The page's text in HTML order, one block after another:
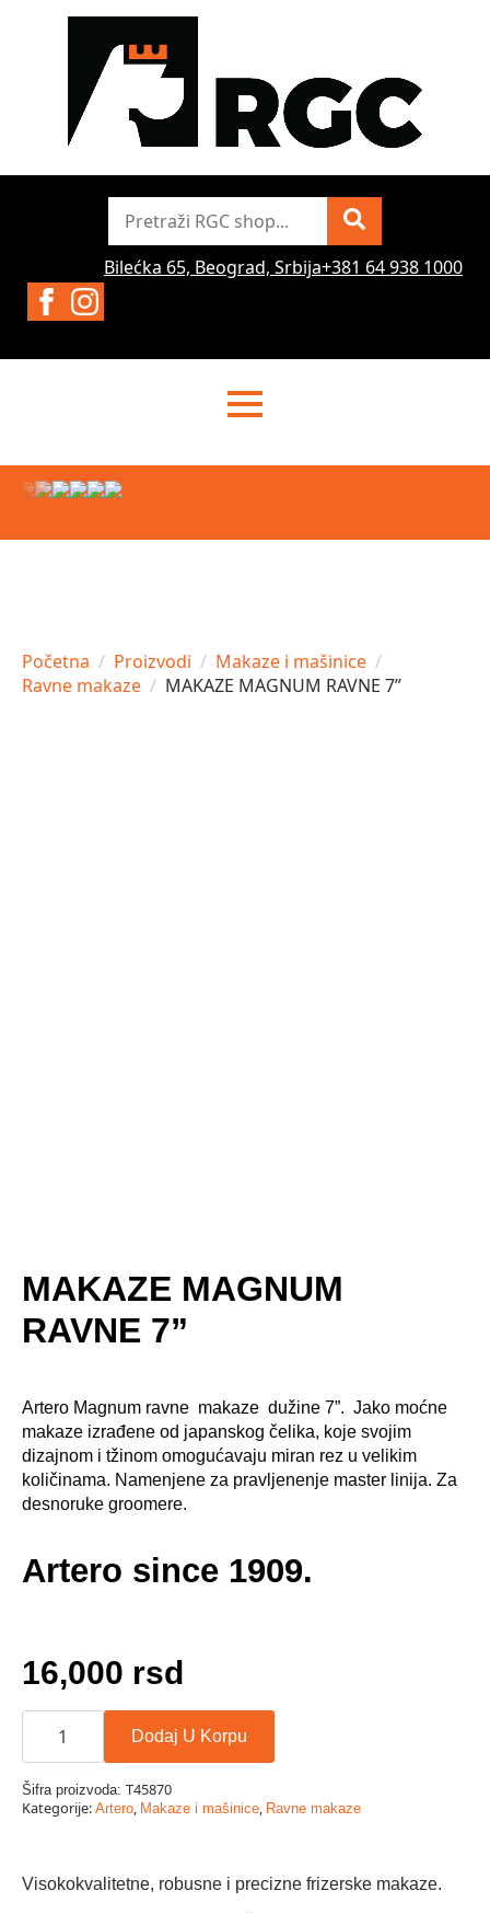
Bilećka 65, Beograd, Srbija+381 64 938 1000
Početna Proizvodi
Makaze i mašinice
Ravne makaze
MAKAZE MAGNUM RAVNE 7”
MAKAZE MAGNUM
RAVNE 7”
Artero Magnum ravne makaze dužine 7”. Jako moćne
makaze izrađene od japanskog čelika, koje svojim
dizajnom i tžinom omogućavaju miran rez u velikim
količinama. Namenjene za pravljenenje master linija. Za
desnoruke groomere.
Artero since 1909.
16,000 rsd
MAKAZE
MAGNUM
7''
količina
Dodaj U Korpu
Šifra proizvoda: T45870
Kategorije: Artero Makaze i mašinice Ravne makaze
Visokokvalitetne, robusne i precizne frizerske makaze.